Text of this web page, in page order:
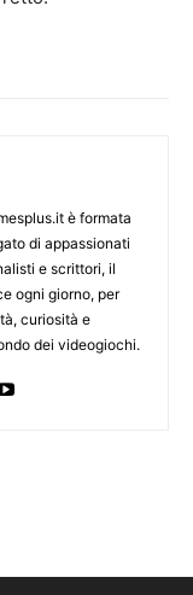
è formata
di appassionati
e scrittori, il
ogni giorno, per
curiosità e
dei videogiochi.